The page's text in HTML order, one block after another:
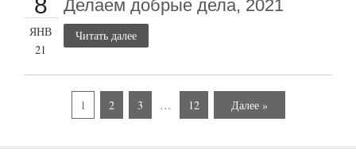
ЯНВ
21
Делаем добрые дела, 2021
Читать далее
1 2 3 … 12 Далее »